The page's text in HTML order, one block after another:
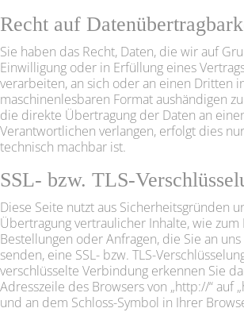
Recht auf
Sie haben das Recht, Daten, die wir auf
Einwilligung oder in Erfüllung eines
verarbeiten, an sich oder an einen Dritten
maschinenlesbaren Format aushändigen
die direkte Übertragung der Daten an
Verantwortlichen verlangen, erfolgt dies
technisch machbar ist.
SSL- bzw. TLS-
Diese Seite nutzt aus Sicherheitsgründen
Übertragung vertraulicher Inhalte, wie zum
Bestellungen oder Anfragen, die Sie an
senden, eine SSL- bzw. TLS-
verschlüsselte Verbindung erkennen Sie
Adresszeile des Browsers von „http://“ auf
und an dem Schloss-Symbol in Ihrer